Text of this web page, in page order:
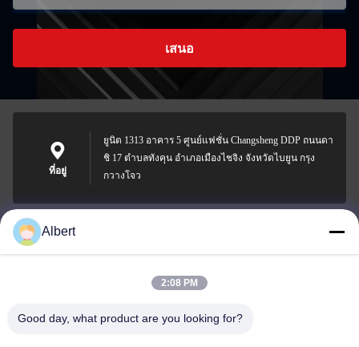
เสนอ
ที่อยู่
ยูนิต 1313 อาคาร 5 ศูนย์แฟชั่น Changsheng DDP ถนนดา
ชิ 17 ตําบลทังคุน อําเภอเมืองไชจิง จังหวัดไบยูน กรุง
กวางโจว
james@yimiautoparts.com
Albert
2:08 PM
Good day, what product are you looking for?